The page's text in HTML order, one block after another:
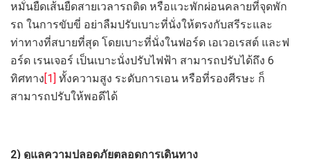
หมั่นยืดเส้นยืดสายเวลารถติด หรือแวะพักผ่อนคลายที่จุดพัก
รถ ในการขับขี่ อย่าลืมปรับเบาะที่นั่งให้ตรงกับสรีระและ
ท่าทางที่สบายที่สุด โดยเบาะที่นั่งในฟอร์ด เอเวอเรสต์ และฟ
อร์ด เรนเจอร์ เป็นเบาะนั่งปรับไฟฟ้า สามารถปรับได้ถึง 6
ทิศทาง[1] ทั้งความสูง ระดับการเอน หรือที่รองศีรษะ ก็
สามารถปรับให้พอดีได้
2) ดูแลความปลอดภัยตลอดการเดินทาง